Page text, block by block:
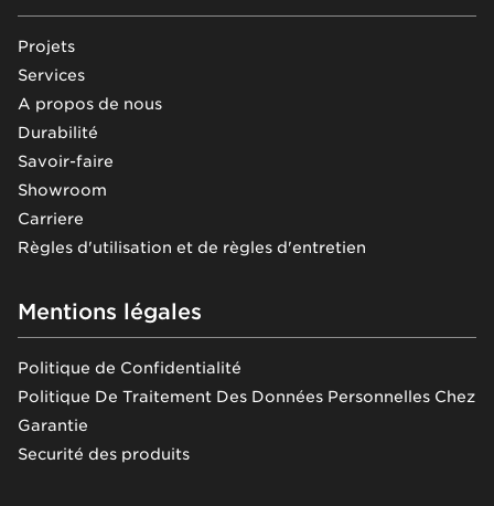
Projets
Services
A propos de nous
Durabilité
Savoir-faire
Showroom
Carriere
Règles d'utilisation et de règles d'entretien
Mentions légales
Politique de Confidentialité
Politique De Traitement Des Données Personnelles Chez
Garantie
Securité des produits